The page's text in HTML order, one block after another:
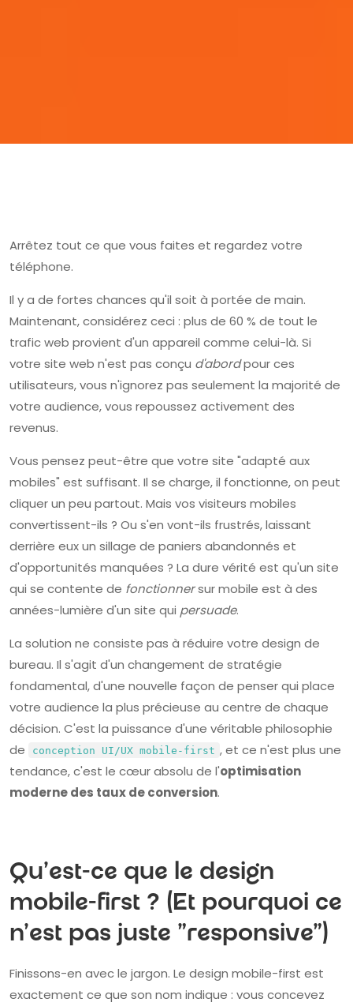
Arrêtez tout ce que vous faites et regardez votre
téléphone.
Il y a de fortes chances qu'il soit à portée de main.
Maintenant, considérez ceci : plus de 60 % de tout le
trafic web provient d'un appareil comme celui-là. Si
votre site web n'est pas conçu d'abordpour ces
utilisateurs, vous n'ignorez pas seulement la majorité de
votre audience, vous repoussez activement des
revenus.
Vous pensez peut-être que votre site "adapté aux
mobiles" est suffisant. Il se charge, il fonctionne, on peut
cliquer un peu partout. Mais vos visiteurs mobiles
convertissent-ils ? Ou s'en vont-ils frustrés, laissant
derrière eux un sillage de paniers abandonnés et
d'opportunités manquées ? La dure vérité est qu'un site
qui se contente de fonctionnersur mobile est à des
années-lumière d'un site qui persuade.
La solution ne consiste pas à réduire votre design de
bureau. Il s'agit d'un changement de stratégie
fondamental, d'une nouvelle façon de penser qui place
votre audience la plus précieuse au centre de chaque
décision. C'est la puissance d'une véritable philosophie
de
conception UI/UX mobile-first , et ce n'est plus une
tendance, c'est le cœur absolu de l'optimisation
moderne des taux de conversion.
Qu'est-ce que le design
mobile-first ? (Et pourquoi ce
n'est pas juste "responsive")
Finissons-en avec le jargon. Le design mobile-first est
exactement ce que son nom indique : vous concevez